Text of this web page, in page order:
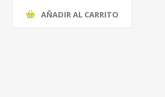
AÑADIR AL CARRITO